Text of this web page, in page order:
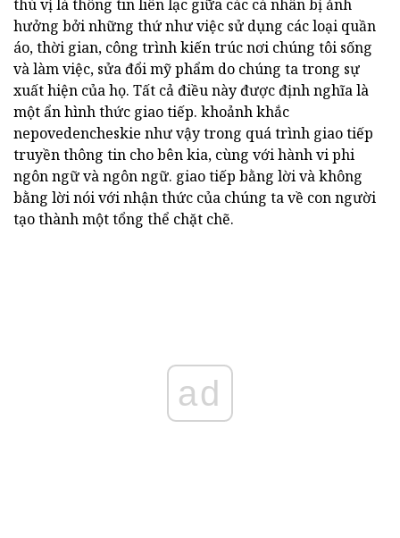
thú vị là thông tin liên lạc giữa các cá nhân bị ảnh
hưởng bởi những thứ như việc sử dụng các loại quần
áo, thời gian, công trình kiến trúc nơi chúng tôi sống
và làm việc, sửa đổi mỹ phẩm do chúng ta trong sự
xuất hiện của họ. Tất cả điều này được định nghĩa là
một ẩn hình thức giao tiếp. khoảnh khắc
nepovedencheskie như vậy trong quá trình giao tiếp
truyền thông tin cho bên kia, cùng với hành vi phi
ngôn ngữ và ngôn ngữ. giao tiếp bằng lời và không
bằng lời nói với nhận thức của chúng ta về con người
tạo thành một tổng thể chặt chẽ.
ad